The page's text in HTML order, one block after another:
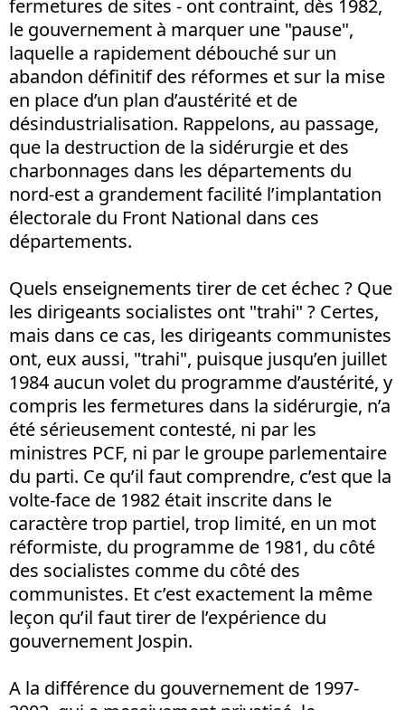
fermetures de sites - ont contraint, dès 1982,
le gouvernement à marquer une "pause",
laquelle a rapidement débouché sur un
abandon définitif des réformes et sur la mise
en place d’un plan d’austérité et de
désindustrialisation. Rappelons, au passage,
que la destruction de la sidérurgie et des
charbonnages dans les départements du
nord-est a grandement facilité l’implantation
électorale du Front National dans ces
départements.
Quels enseignements tirer de cet échec ? Que
les dirigeants socialistes ont "trahi" ? Certes,
mais dans ce cas, les dirigeants communistes
ont, eux aussi, "trahi", puisque jusqu’en juillet
1984 aucun volet du programme d’austérité, y
compris les fermetures dans la sidérurgie, n’a
été sérieusement contesté, ni par les
ministres PCF, ni par le groupe parlementaire
du parti. Ce qu’il faut comprendre, c’est que la
volte-face de 1982 était inscrite dans le
caractère trop partiel, trop limité, en un mot
réformiste, du programme de 1981, du côté
des socialistes comme du côté des
communistes. Et c’est exactement la même
leçon qu’il faut tirer de l’expérience du
gouvernement Jospin.
A la différence du gouvernement de 1997-